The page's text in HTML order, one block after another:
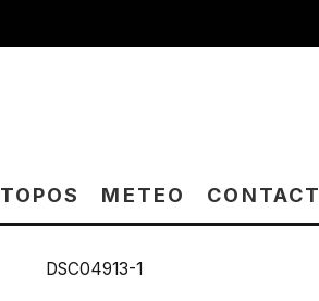
TOPOS METEO CONTACT
DSC04913-1